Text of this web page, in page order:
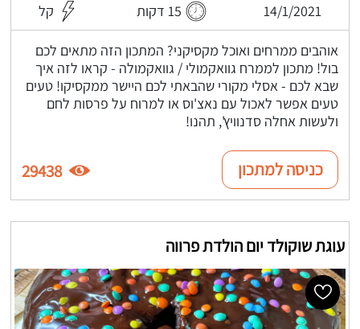
14/1/2021 15 דקות קל
אוהבים ממרחים ואוכל מקסיקני? המתכון הזה מתאים לכם
בול! מתכון לממרח גוואקמולי / גוואקמולה - קראו לזה איך
שבא לכם - אסלי מקורי שהבאתי לכם היישר ממקסיקו! טעים
טעים אפשר לאכול עם נאצ'וס או למרוח על פרסות לחם
ולעשות אחלה סדנוויץ', תהנו!
כניסה למתכון 29438
עוגת שוקולד יום הולדת פרווה